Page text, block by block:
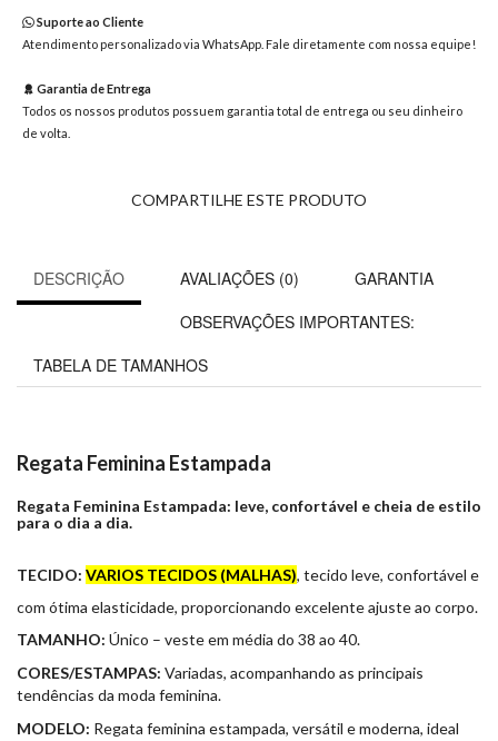
Suporte ao Cliente
Atendimento personalizado via WhatsApp. Fale diretamente com nossa equipe!
Garantia de Entrega
Todos os nossos produtos possuem garantia total de entrega ou seu dinheiro
de volta.
COMPARTILHE ESTE PRODUTO
DESCRIÇÃO AVALIAÇÕES (0)
GARANTIA
OBSERVAÇÕES IMPORTANTES:
TABELA DE TAMANHOS
Regata Feminina Estampada
Regata Feminina Estampada: leve, confortável e cheia de estilo
para o dia a dia.
TECIDO: VARIOS TECIDOS (MALHAS), tecido leve, confortável e
com ótima elasticidade, proporcionando excelente ajuste ao corpo.
TAMANHO: Único – veste em média do 38 ao 40.
CORES/ESTAMPAS: Variadas, acompanhando as principais
tendências da moda feminina.
MODELO: Regata feminina estampada, versátil e moderna, ideal